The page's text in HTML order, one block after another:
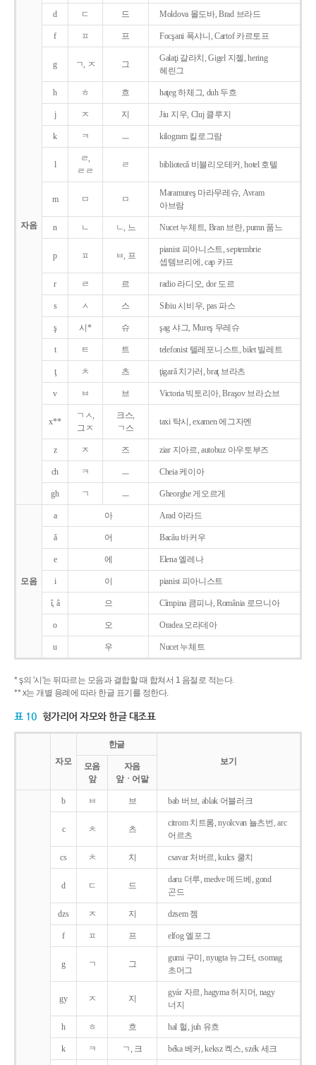
자음
d ㄷ 드 Moldova 몰도바, Brad 브라드
f ㅍ 프 Focşani 폭샤니, Cartof 카르토프
g ㄱ, ㅈ 그
Galaţi 갈라치, Gigel 지젤, hering
헤린그
h ㅎ 흐 haţeg 하체그, duh 두흐
j ㅈ 지 Jiu 지우, Cluj 클루지
k ㅋ ㅡ kilogram 킬로그람
l
ㄹ,
ㄹㄹ
ㄹ bibliotecǎ 비블리오테커, hotel 호텔
m ㅁ ㅁ
Maramureş 마라무레슈, Avram
아브람
n ㄴ ㄴ, 느 Nucet 누체트, Bran 브란, pumn 품느
p ㅍ ㅂ, 프
pianist 피아니스트, septembrie
셉템브리에, cap 카프
r ㄹ 르 radio 라디오, dor 도르
s ㅅ 스 Sibiu 시비우, pas 파스
ş 시* 슈 şag 샤그, Mureş 무레슈
t ㅌ 트 telefonist 텔레포니스트, bilet 빌레트
ţ ㅊ 츠 ţigarǎ 치가러, braţ 브라츠
v ㅂ 브 Victoria 빅토리아, Braşov 브라쇼브
x**
ㄱㅅ,
그ㅈ
크스,
ㄱ스
taxi 탁시, examen 에그자멘
z ㅈ 즈 ziar 지아르, autobuz 아우토부즈
ch ㅋ ㅡ Cheia 케이아
gh ㄱ ㅡ Gheorghe 게오르게
모음
a 아 Arad 아라드
ǎ 어 Bacǎu 바커우
e 에 Elena 엘레나
i 이 pianist 피아니스트
î, â 으 Cîmpina 큼피나, România 로므니아
o 오 Oradea 오라데아
u 우 Nucet 누체트
* ş의 '시'는 뒤따르는 모음과 결합할 때 합쳐서 1 음절로 적는다.
** x는 개별 용례에 따라 한글 표기를 정한다.
표 10 헝가리어 자모와 한글 대조표
자모
한글
보기
모음
앞
자음
앞ㆍ어말
b ㅂ 브 bab 버브, ablak 어블러크
c ㅊ 츠
citrom 치트롬, nyolcvan 뇰츠번, arc
어르츠
cs ㅊ 치 csavar 처버르, kulcs 쿨치
d ㄷ 드
daru 더루, medve 메드베, gond
곤드
dzs ㅈ 지 dzsem 젬
f ㅍ 프 elfog 엘포그
g ㄱ 그
gumi 구미, nyugta 뉴그터, csomag
초머그
gy ㅈ 지
gyár 자르, hagyma 허지머, nagy
너지
h ㅎ 흐 hal 헐, juh 유흐
k ㅋ ㄱ, 크 béka 베커, keksz 켁스, szék 세크